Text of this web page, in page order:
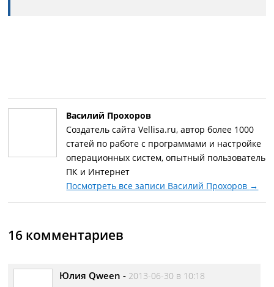
Василий Прохоров
Создатель сайта Vellisa.ru, автор более 1000
статей по работе с программами и настройке
операционных систем, опытный пользователь
ПК и Интернет
Посмотреть все записи Василий Прохоров →
16 комментариев
Юлия Qween - 2013-06-30 в 10:18